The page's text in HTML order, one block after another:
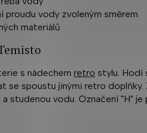
vody zvoleným směrem
materiálů
s nádechem retro stylu. Hodí
se spoustu jinými retro
studenou vodu. Označení "H"